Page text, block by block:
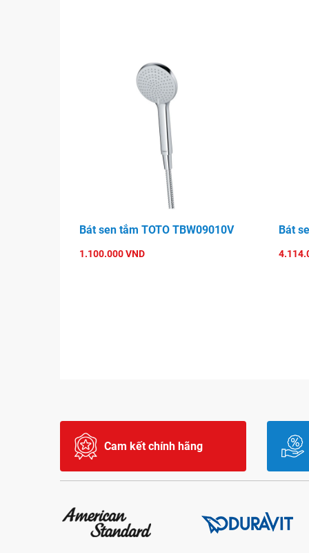
Bát sen tắm TOTO TBW09010V
1.100.000 VND
Bát
Cam kết chính hãng